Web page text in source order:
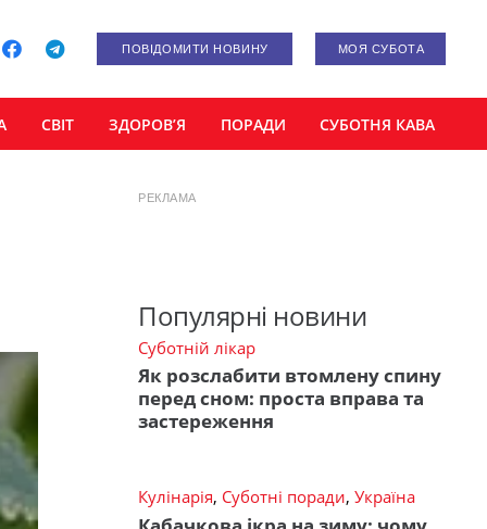
ПОВІДОМИТИ НОВИНУ МОЯ СУБОТА
СВІТ ЗДОРОВ’Я ПОРАДИ СУБОТНЯ КАВА
РЕКЛАМА
Популярні новини
Суботній лікар
Як розслабити втомлену спину
перед сном: проста вправа та
застереження
Кулінарія, Суботні поради, Україна